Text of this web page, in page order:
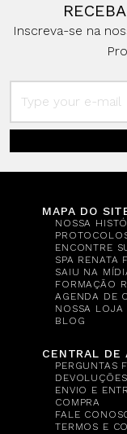
Inscreva-se na
MAPA DO
NOSSA
ENCONTRE
SPA RENATA
SAIU NA
FORMAÇÃO
AGENDA DE
NOSSA LOJA
BLOG
CENTRAL DE
PERGUNTAS
DEVOLUÇÕES
ENVIO E
COMPRA
FALE
TERMOS E